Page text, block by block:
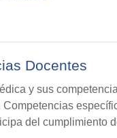
Docentes
y sus
del cumplimiento